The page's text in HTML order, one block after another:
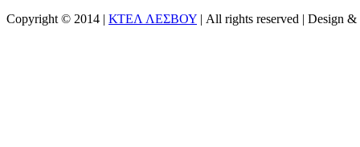
Copyright © 2014 | ΚΤΕΛ ΛΕΣΒΟΥ | All rights reserved | Design &